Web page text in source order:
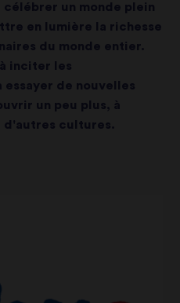
un monde plein
en lumière la richesse
du monde entier.
inciter les
essayer de nouvelles
un peu plus, à
d'autres cultures.